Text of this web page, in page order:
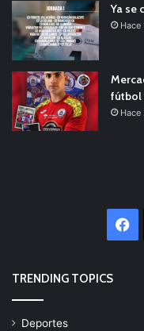
Ya se
Hace
fútbol
Hace
TRENDING TOPICS
Deportes